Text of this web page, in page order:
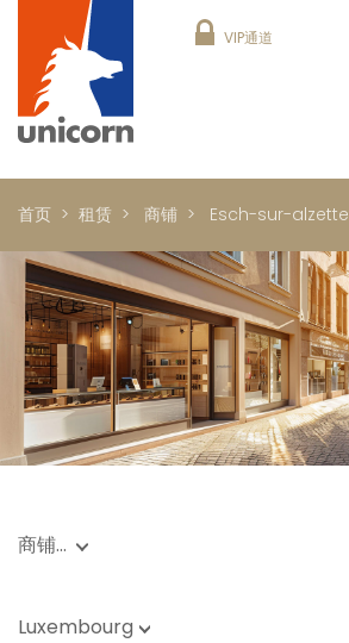
VIP通道
首页 租赁 商铺 Esch-sur-alzette
商铺…
Luxembourg